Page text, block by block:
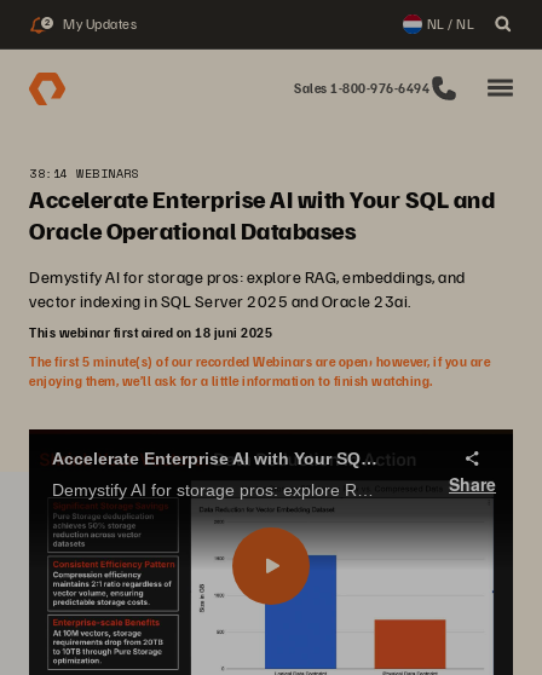
2 My Updates NL / NL
Sales 1-800-976-6494
38:14 WEBINARS
Accelerate Enterprise AI with Your SQL and
Oracle Operational Databases
Demystify AI for storage pros: explore RAG, embeddings, and
vector indexing in SQL Server 2025 and Oracle 23ai.
This webinar first aired on 18 juni 2025
The first 5 minute(s) of our recorded Webinars are open; however, if you are
enjoying them, we’ll ask for a little information to finish watching.
Accelerate Enterprise AI with Your SQL and Oracle Operational Databases
Share